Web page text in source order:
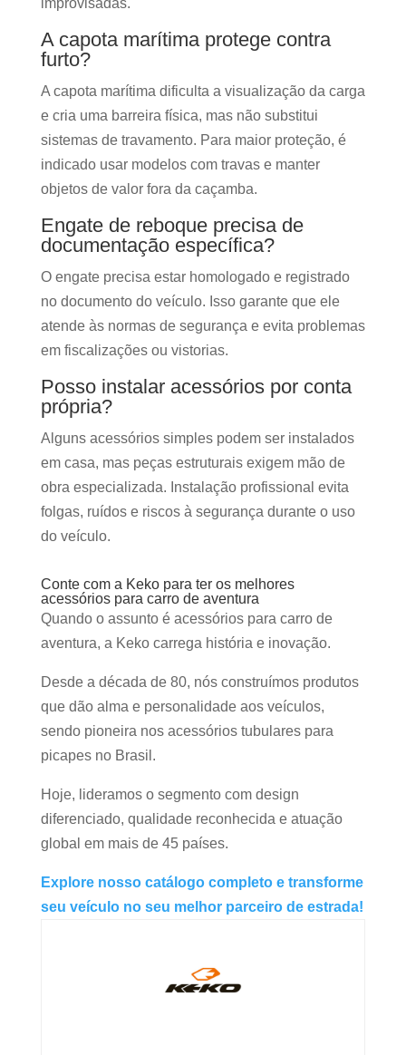
improvisadas.
A capota marítima protege contra
furto?
A capota marítima dificulta a visualização da carga
e cria uma barreira física, mas não substitui
sistemas de travamento. Para maior proteção, é
indicado usar modelos com travas e manter
objetos de valor fora da caçamba.
Engate de reboque precisa de
documentação específica?
O engate precisa estar homologado e registrado
no documento do veículo. Isso garante que ele
atende às normas de segurança e evita problemas
em fiscalizações ou vistorias.
Posso instalar acessórios por conta
própria?
Alguns acessórios simples podem ser instalados
em casa, mas peças estruturais exigem mão de
obra especializada. Instalação profissional evita
folgas, ruídos e riscos à segurança durante o uso
do veículo.
Conte com a Keko para ter os melhores
acessórios para carro de aventura
Quando o assunto é acessórios para carro de
aventura, a Keko carrega história e inovação.
Desde a década de 80, nós construímos produtos
que dão alma e personalidade aos veículos,
sendo pioneira nos acessórios tubulares para
picapes no Brasil.
Hoje, lideramos o segmento com design
diferenciado, qualidade reconhecida e atuação
global em mais de 45 países.
Explore nosso catálogo completo e transforme
seu veículo no seu melhor parceiro de estrada!